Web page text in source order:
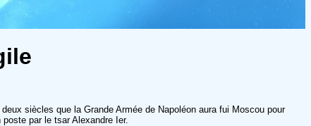
siècles que la Grande Armée de Napoléon aura fui Moscou pour
par le tsar Alexandre Ier.